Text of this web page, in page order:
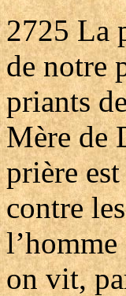
2725 La
de notre
priants
Mère de
prière
contre
on vit,